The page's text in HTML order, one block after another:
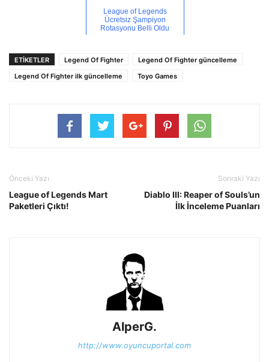
League of Legends
Ücretsiz Şampiyon
Rotasyonu Belli Oldu
ETİKETLER Legend Of Fighter
Legend Of Fighter güncelleme
Legend Of Fighter ilk güncelleme
Toyo Games
Önceki Yazı
League of Legends Mart
Paketleri Çıktı!
Sonraki Yazı
Diablo III: Reaper of Souls’un
İlk İnceleme Puanları
AlperG.
http://www.oyuncuportal.com